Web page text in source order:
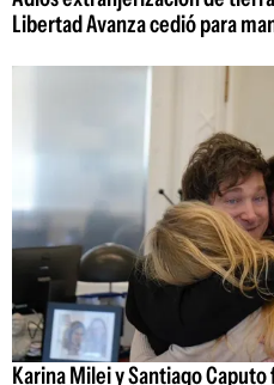
Libertad Avanza cedió para
Karina Milei y Santiago